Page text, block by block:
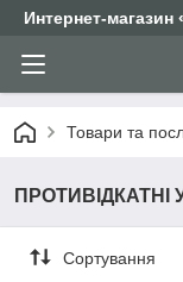
Интернет-магазин
Товари та
ПРОТИВІДКАТНІ
Сортування